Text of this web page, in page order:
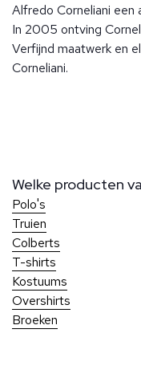
Alfredo Corneliani een
In 2005 ontving
Verfijnd maatwerk en
Corneliani.
Welke producten
Polo's
Truien
Colberts
T-shirts
Kostuums
Overshirts
Broeken